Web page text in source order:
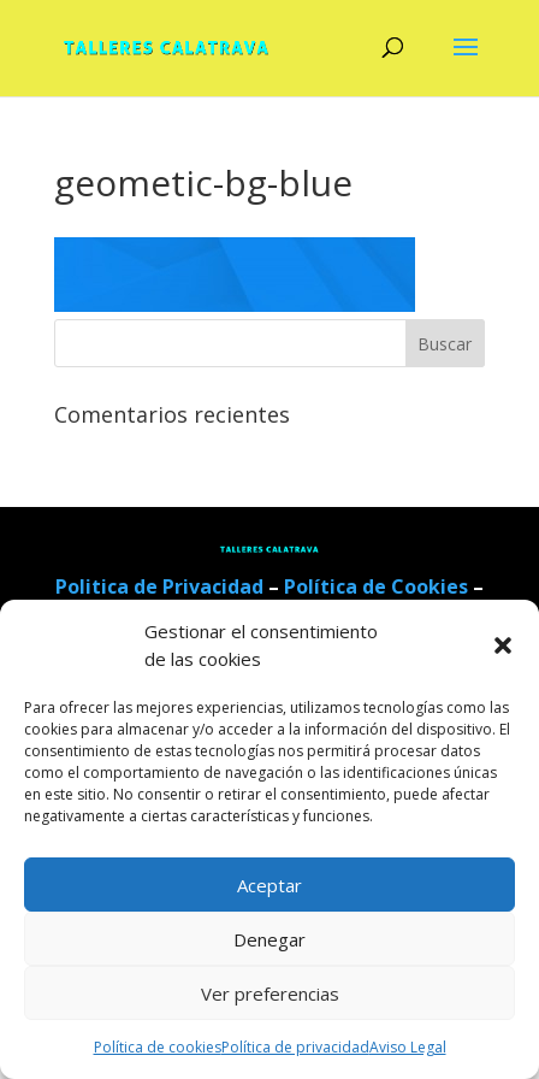
Gestionar el consentimiento
de las cookies
Para ofrecer las mejores experiencias, utilizamos tecnologías como las
cookies para almacenar y/o acceder a la información del dispositivo. El
consentimiento de estas tecnologías nos permitirá procesar datos
como el comportamiento de navegación o las identificaciones únicas
en este sitio. No consentir o retirar el consentimiento, puede afectar
negativamente a ciertas características y funciones.
Aceptar
Denegar
Ver preferencias
Política de cookiesPolítica de privacidadAviso Legal
geometic-bg-blue
Comentarios recientes
Politica de Privacidad – Política de Cookies–
Cerrajería Calatrava – 2025